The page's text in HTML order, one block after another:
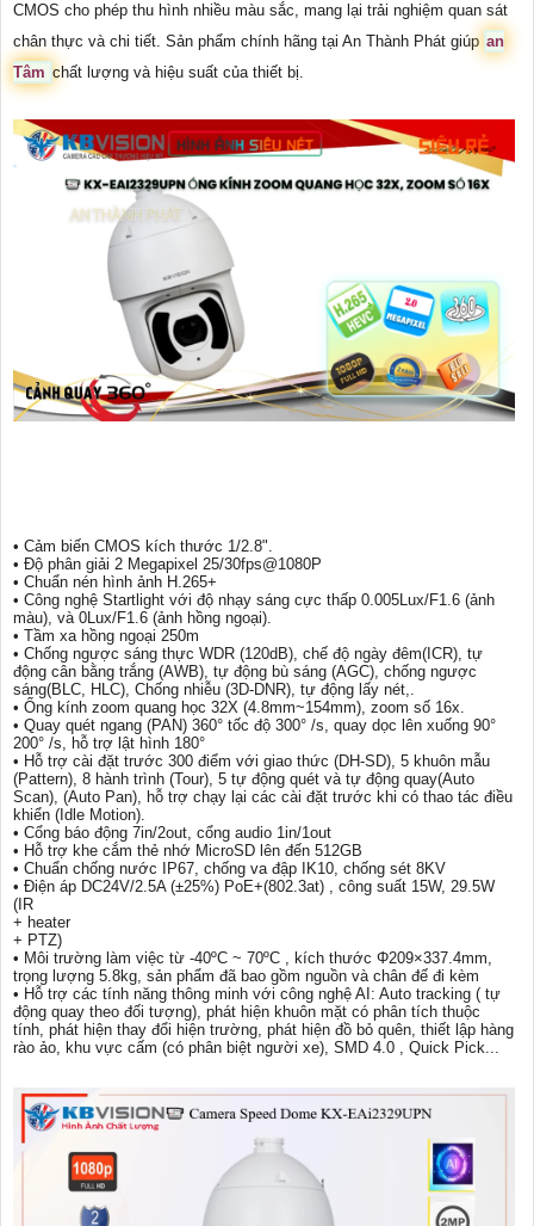
CMOS cho phép thu hình nhiều màu sắc, mang lại trải nghiệm quan sát
chân thực và chi tiết. Sản phẩm chính hãng tại An Thành Phát giúp an
Tâm chất lượng và hiệu suất của thiết bị.
• Cảm biến CMOS kích thước 1/2.8".
• Độ phân giải 2 Megapixel 25/30fps@1080P
• Chuẩn nén hình ảnh H.265+
• Công nghệ Startlight với độ nhạy sáng cực thấp 0.005Lux/F1.6 (ảnh
màu), và 0Lux/F1.6 (ảnh hồng ngoại).
• Tầm xa hồng ngoại 250m
• Chống ngược sáng thực WDR (120dB), chế độ ngày đêm(ICR), tự
động cân bằng trắng (AWB), tự động bù sáng (AGC), chống ngược
sáng(BLC, HLC), Chống nhiễu (3D-DNR), tự động lấy nét,.
• Ống kính zoom quang học 32X (4.8mm~154mm), zoom số 16x.
• Quay quét ngang (PAN) 360° tốc độ 300° /s, quay dọc lên xuống 90°
200° /s, hỗ trợ lật hình 180°
• Hỗ trợ cài đặt trước 300 điểm với giao thức (DH-SD), 5 khuôn mẫu
(Pattern), 8 hành trình (Tour), 5 tự động quét và tự động quay(Auto
Scan), (Auto Pan), hỗ trợ chạy lại các cài đặt trước khi có thao tác điều
khiển (Idle Motion).
• Cổng báo động 7in/2out, cổng audio 1in/1out
• Hỗ trợ khe cắm thẻ nhớ MicroSD lên đến 512GB
• Chuẩn chống nước IP67, chống va đập IK10, chống sét 8KV
• Điện áp DC24V/2.5A (±25%) PoE+(802.3at) , công suất 15W, 29.5W
(IR
+ heater
+ PTZ)
• Môi trường làm việc từ -40ºC ~ 70ºC , kích thước Φ209×337.4mm,
trọng lượng 5.8kg, sản phẩm đã bao gồm nguồn và chân đế đi kèm
• Hỗ trợ các tính năng thông minh với công nghệ AI: Auto tracking ( tự
động quay theo đối tượng), phát hiện khuôn mặt có phân tích thuộc
tính, phát hiện thay đổi hiện trường, phát hiện đồ bỏ quên, thiết lập hàng
rào ảo, khu vực cấm (có phân biệt người xe), SMD 4.0 , Quick Pick...